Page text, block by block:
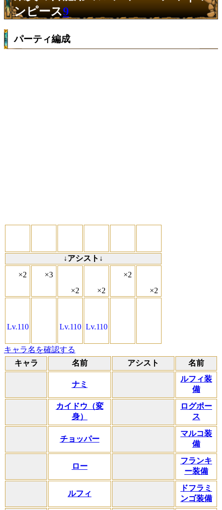
ンピース9
パーティ編成
↓アシスト↓
×2
×3
×2
×2
×2
×2
Lv.110 Lv.110 Lv.110
キャラ名を確認する
キャラ
名前 アシスト 名前
ナミ
ルフィ装
備
カイドウ（変
身）
ログポー
ス
チョッパー
マルコ装
備
ロー
フランキ
ー装備
ルフィ
ドフラミ
ンゴ装備